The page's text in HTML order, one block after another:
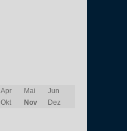
Apr Mai
Jun
Okt Nov
Dez